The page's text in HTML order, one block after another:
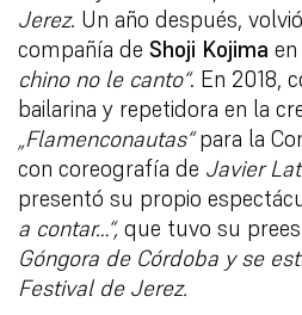
Jerez. Un año después,
compañía de Shoji Kojima en
chino no le canto“. En 2018,
bailarina y repetidora en la
„Flamenconautas“para la
con coreografía de Javier
presentó su propio
a contar…“, que tuvo su
Góngora de Córdoba y se
Festival de Jerez.